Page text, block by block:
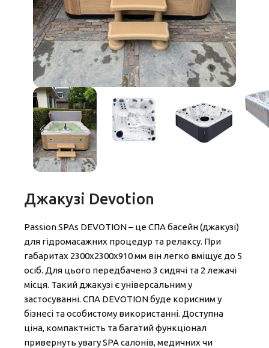
Джакузі Devotion
Passion SPAs DEVOTION – це СПА басейн (джакузі)
для гідромасажних процедур та релаксу. При
габаритах 2300х2300х910 мм він легко вміщує до 5
осіб. Для цього передбачено 3 сидячі та 2 лежачі
місця. Такий джакузі є універсальним у
застосуванні. СПА DEVOTION буде корисним у
бізнесі та особистому використанні. Доступна
ціна, компактність та багатий функціонал
привернуть увагу SPA салонів, медичних чи